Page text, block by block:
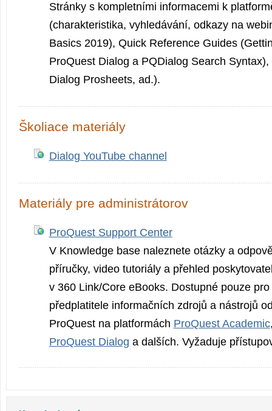
Stránky s kompletními informacemi k
(charakteristika, vyhledávání, odkazy na
Basics 2019), Quick Reference Guides
ProQuest Dialog a PQDialog Search
Dialog Prosheets, ad.).
Školiace materiály
Dialog YouTube channel
Materiály pre administrátorov
ProQuest Support Center
V Knowledge base naleznete otázky a
příručky, video tutoriály a přehled
v 360 Link/Core eBooks. Dostupné pouze
předplatitele informačních zdrojů a nástrojů
ProQuest na platformách ProQuest Academic
ProQuest Dialog a dalších. Vyžaduje